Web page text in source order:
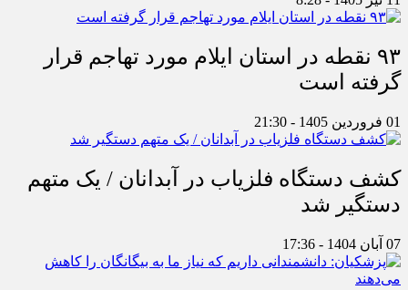
۹۳ نقطه در استان ایلام مورد تهاجم قرار
گرفته است
01 فروردین 1405 - 21:30
کشف دستگاه فلزیاب در آبدانان / یک متهم
دستگیر شد
07 آبان 1404 - 17:36